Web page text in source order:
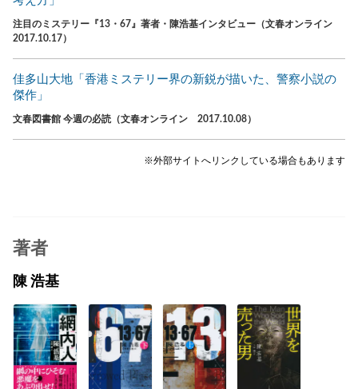
注目のミステリー『13・67』著者・陳浩基インタビュー（文春オンライン
2017.10.17）
佳多山大地「香港ミステリー界の新鋭が描いた、警察小説の
傑作」
文春図書館 今週の必読（文春オンライン 2017.10.08）
※外部サイトへリンクしている場合もあります
著者
陳 浩基